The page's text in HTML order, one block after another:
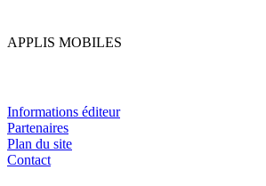
APPLIS MOBILES
Informations éditeur
Partenaires
Plan du site
Contact